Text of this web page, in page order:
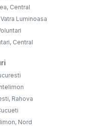
Central
Luminoasa
Central
Rahova
Nord